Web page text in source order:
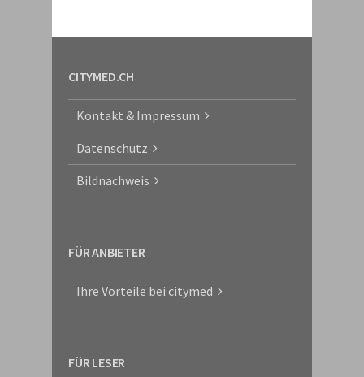
CITYMED.CH
Kontakt & Impressum
Datenschutz
Bildnachweis
FÜR ANBIETER
Ihre Vorteile bei citymed
FÜR LESER